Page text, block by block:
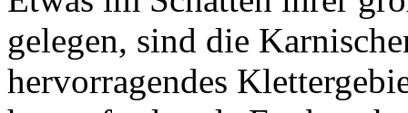
gelegen, sind die
hervorragendes